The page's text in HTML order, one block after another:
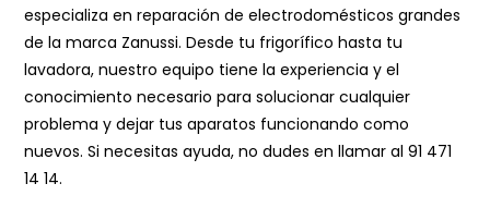
especializa en reparación de electrodomésticos grandes
de la marca Zanussi. Desde tu frigorífico hasta tu
lavadora, nuestro equipo tiene la experiencia y el
conocimiento necesario para solucionar cualquier
problema y dejar tus aparatos funcionando como
nuevos. Si necesitas ayuda, no dudes en llamar al91 471
14 14.